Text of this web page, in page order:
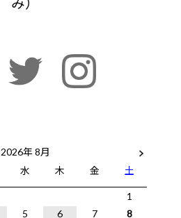
2026年 8月
水 木 金 土
1
5 6 7 8